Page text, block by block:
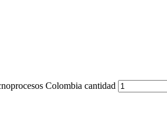
Colombia cantidad